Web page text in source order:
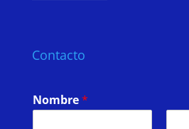
Contacto
Nombre*